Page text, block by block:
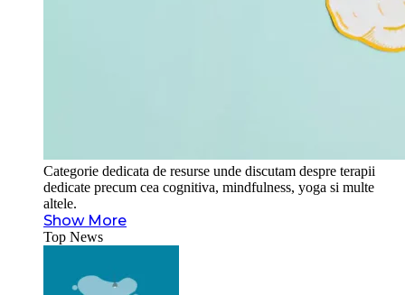
Categorie dedicata de resurse unde discutam despre terapii
dedicate precum cea cognitiva, mindfulness, yoga si multe
altele.
Show More
Top News